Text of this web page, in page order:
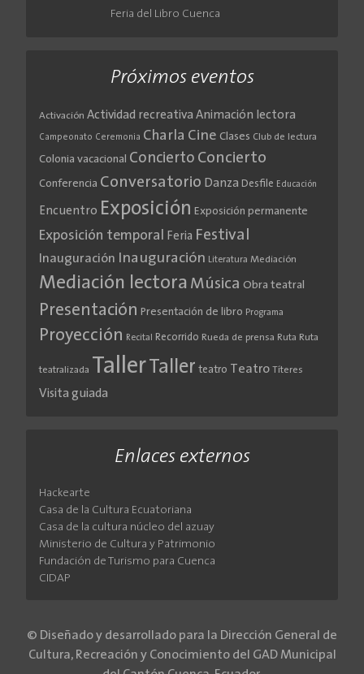
Feria del Libro Cuenca
Próximos eventos
Activación Actividad recreativa Animación lectora
Campeonato Ceremonia Charla Cine Clases Club de lectura
Colonia vacacional Concierto Concierto
Conferencia Conversatorio Danza Desfile Educación
Encuentro Exposición Exposición permanente
Exposición temporal Feria Festival
Inauguración Inauguración Literatura Mediación
Mediación lectora Música Obra teatral
Presentación Presentación de libro Programa
Proyección Recital Recorrido Rueda de prensa Ruta Ruta
teatralizada TallerTaller teatro Teatro Títeres
Visita guiada
Enlaces externos
Hackearte
Casa de la Cultura Ecuatoriana
Casa de la cultura núcleo del azuay
Ministerio de Cultura y Patrimonio
Fundación de Turismo para Cuenca
CIDAP
© Diseñado y desarrollado para la Dirección General de
Cultura, Recreación y Conocimiento del GAD Municipal